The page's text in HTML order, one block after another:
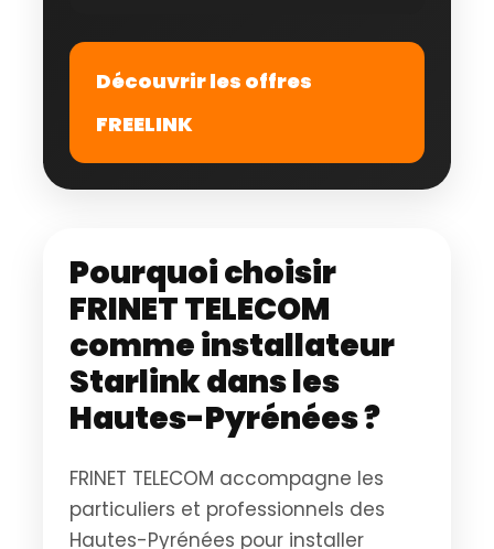
Découvrir les offres
FREELINK
Pourquoi choisir
FRINET TELECOM
comme installateur
Starlink dans les
Hautes-Pyrénées ?
FRINET TELECOM accompagne les
particuliers et professionnels des
Hautes-Pyrénées pour installer